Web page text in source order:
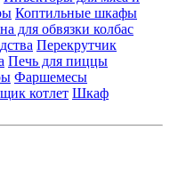
Коптильные шкафы
для обвязки колбас
Перекрутчик
Печь для пиццы
Фаршемесы
котлет Шкаф